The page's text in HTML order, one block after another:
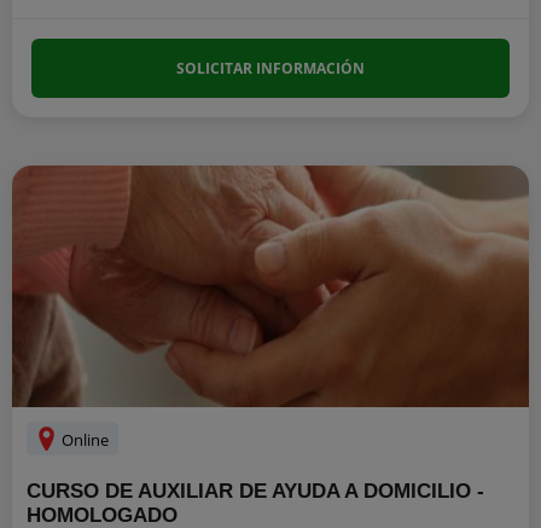
SOLICITAR INFORMACIÓN
Online
CURSO DE AUXILIAR DE AYUDA A DOMICILIO -
HOMOLOGADO